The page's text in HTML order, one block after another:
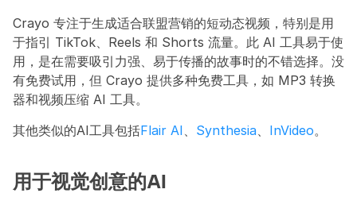
Crayo 专注于生成适合联盟营销的短动态视频，特别是用
于指引 TikTok、Reels 和 Shorts 流量。此 AI 工具易于使
用，是在需要吸引力强、易于传播的故事时的不错选择。没
有免费试用，但 Crayo 提供多种免费工具，如 MP3 转换
器和视频压缩 AI 工具。
其他类似的AI工具包括Flair AI、 Synthesia、 InVideo。
用于视觉创意的AI